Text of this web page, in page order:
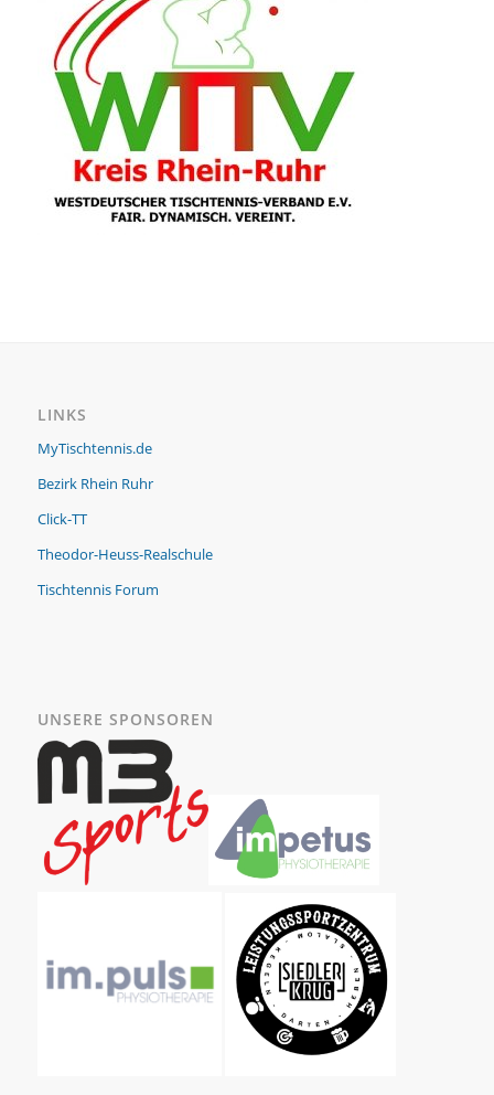
LINKS
MyTischtennis.de
Bezirk Rhein Ruhr
Click-TT
Theodor-Heuss-Realschule
Tischtennis Forum
UNSERE SPONSOREN